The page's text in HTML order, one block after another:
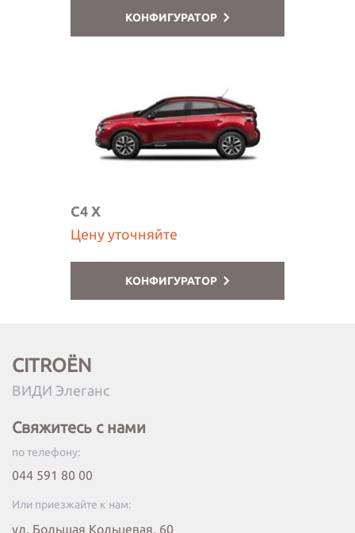
КОНФИГУРАТОР
C4 X
Цену уточняйте
КОНФИГУРАТОР
CITROËN
ВИДИ Элеганс
Свяжитесь с нами
по телефону:
044 591 80 00
Или приезжайте к нам:
ул. Большая Кольцевая, 60